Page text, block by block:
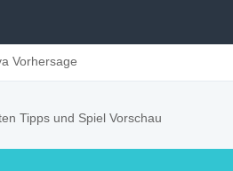
Vorhersage
Tipps und Spiel Vorschau